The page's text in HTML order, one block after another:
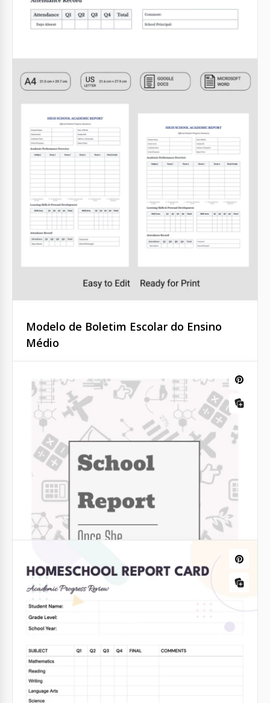
Modelo de Relatório Escolar Editável
Google Docs
Modelo de Boletim Escolar do Ensino
Médio
Google Docs